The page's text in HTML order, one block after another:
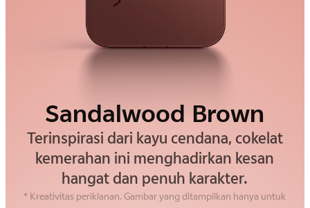
Sandalwood Brown
Terinspirasi dari kayu cendana, cokelat
kemerahan ini menghadirkan kesan
hangat dan penuh karakter.
Alpine Gray
Keteguhan pegunungan tercermin
dalam abu-abu yang tegas dan elegan,
memancarkan kekuatan yang stabil dan
tak berlebihan.
Golden Hour
Warna langit saat senja dihadirkan
dalam rona hangat yang lembut,
menciptakan nuansa yang memikat
namun tetap refined.